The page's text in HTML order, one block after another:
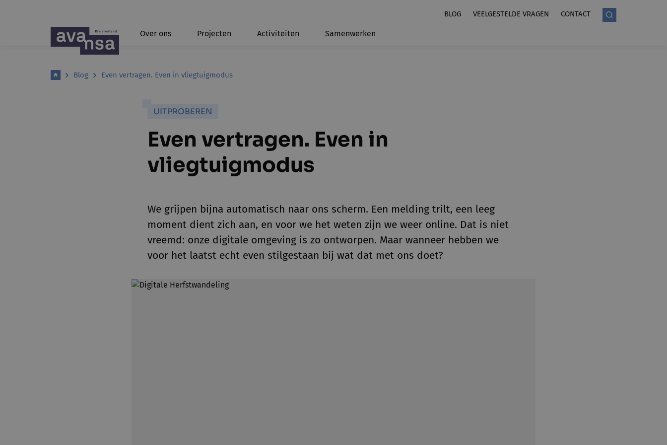
BLOG VEELGESTELDE VRAGEN CONTACT
Over ons Projecten Activiteiten Samenwerken
Blog Even vertragen. Even in vliegtuigmodus
UITPROBEREN
Even vertragen. Even in
vliegtuigmodus
We grijpen bijna automatisch naar ons scherm. Een melding trilt, een leeg
moment dient zich aan, en voor we het weten zijn we weer online. Dat is niet
vreemd: onze digitale omgeving is zo ontworpen. Maar wanneer hebben we
voor het laatst echt even stilgestaan bij wat dat met ons doet?